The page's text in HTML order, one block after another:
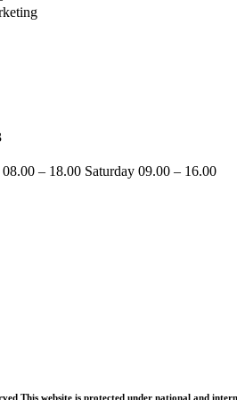
– 18.00 Saturday 09.00 – 16.00
This website is protected under national and